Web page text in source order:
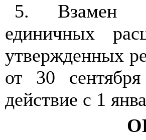
5. Взамен
единичных
утвержденных
от 30
действие с 1